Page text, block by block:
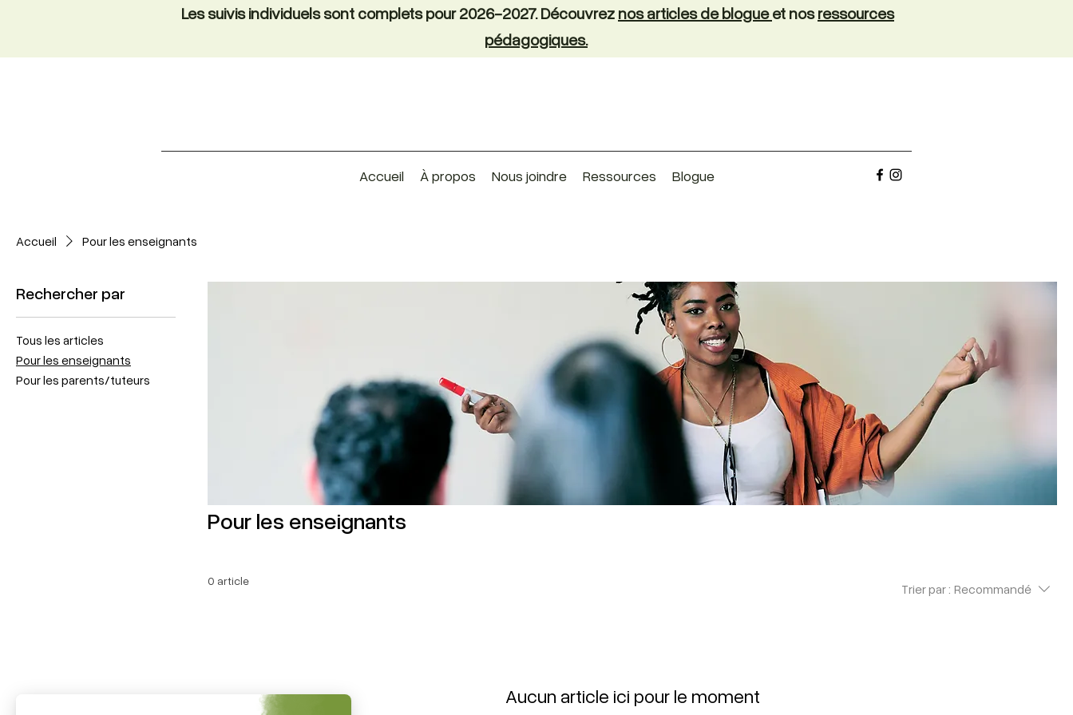
Les suivis individuels sont complets pour 2026-2027. Découvrez nos articles de blogueet nosressources
pédagogiques.
Accueil À propos Nous joindre Ressources Blogue
Accueil Pour les enseignants
Rechercher par
Tous les articles
Pour les enseignants
Pour les parents/tuteurs
Pour les enseignants
0 article
Trier par : Recommandé
Aucun article ici pour le moment